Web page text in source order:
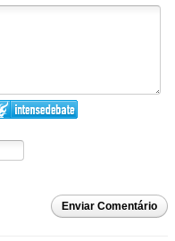
Enviar Comentário